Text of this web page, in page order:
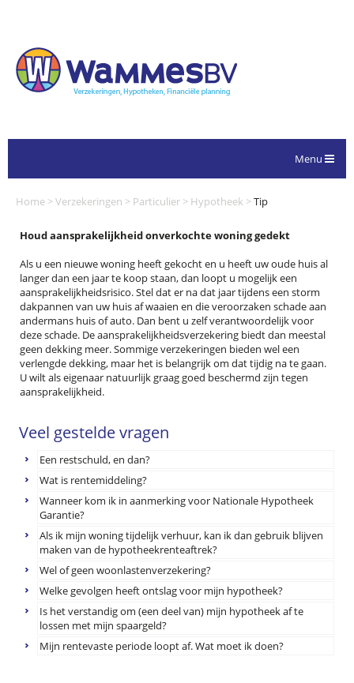
Menu
Home >Verzekeringen > Particulier > Hypotheek >Tip
Houd aansprakelijkheid onverkochte woning gedekt
Als u een nieuwe woning heeft gekocht en u heeft uw oude huis al
langer dan een jaar te koop staan, dan loopt u mogelijk een
aansprakelijkheidsrisico. Stel dat er na dat jaar tijdens een storm
dakpannen van uw huis af waaien en die veroorzaken schade aan
andermans huis of auto. Dan bent u zelf verantwoordelijk voor
deze schade. De aansprakelijkheidsverzekering biedt dan meestal
geen dekking meer. Sommige verzekeringen bieden wel een
verlengde dekking, maar het is belangrijk om dat tijdig na te gaan.
U wilt als eigenaar natuurlijk graag goed beschermd zijn tegen
aansprakelijkheid.
Veel gestelde vragen
Een restschuld, en dan?
Wat is rentemiddeling?
Wanneer kom ik in aanmerking voor Nationale Hypotheek
Garantie?
Als ik mijn woning tijdelijk verhuur, kan ik dan gebruik blijven
maken van de hypotheekrenteaftrek?
Wel of geen woonlastenverzekering?
Welke gevolgen heeft ontslag voor mijn hypotheek?
Is het verstandig om (een deel van) mijn hypotheek af te
lossen met mijn spaargeld?
Mijn rentevaste periode loopt af. Wat moet ik doen?